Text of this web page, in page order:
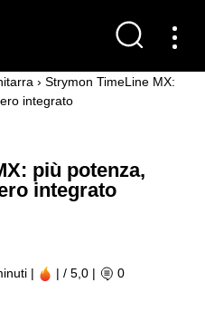
› Strymon TimeLine MX:
integrato
più potenza,
integrato
| | / 5,0 | 0